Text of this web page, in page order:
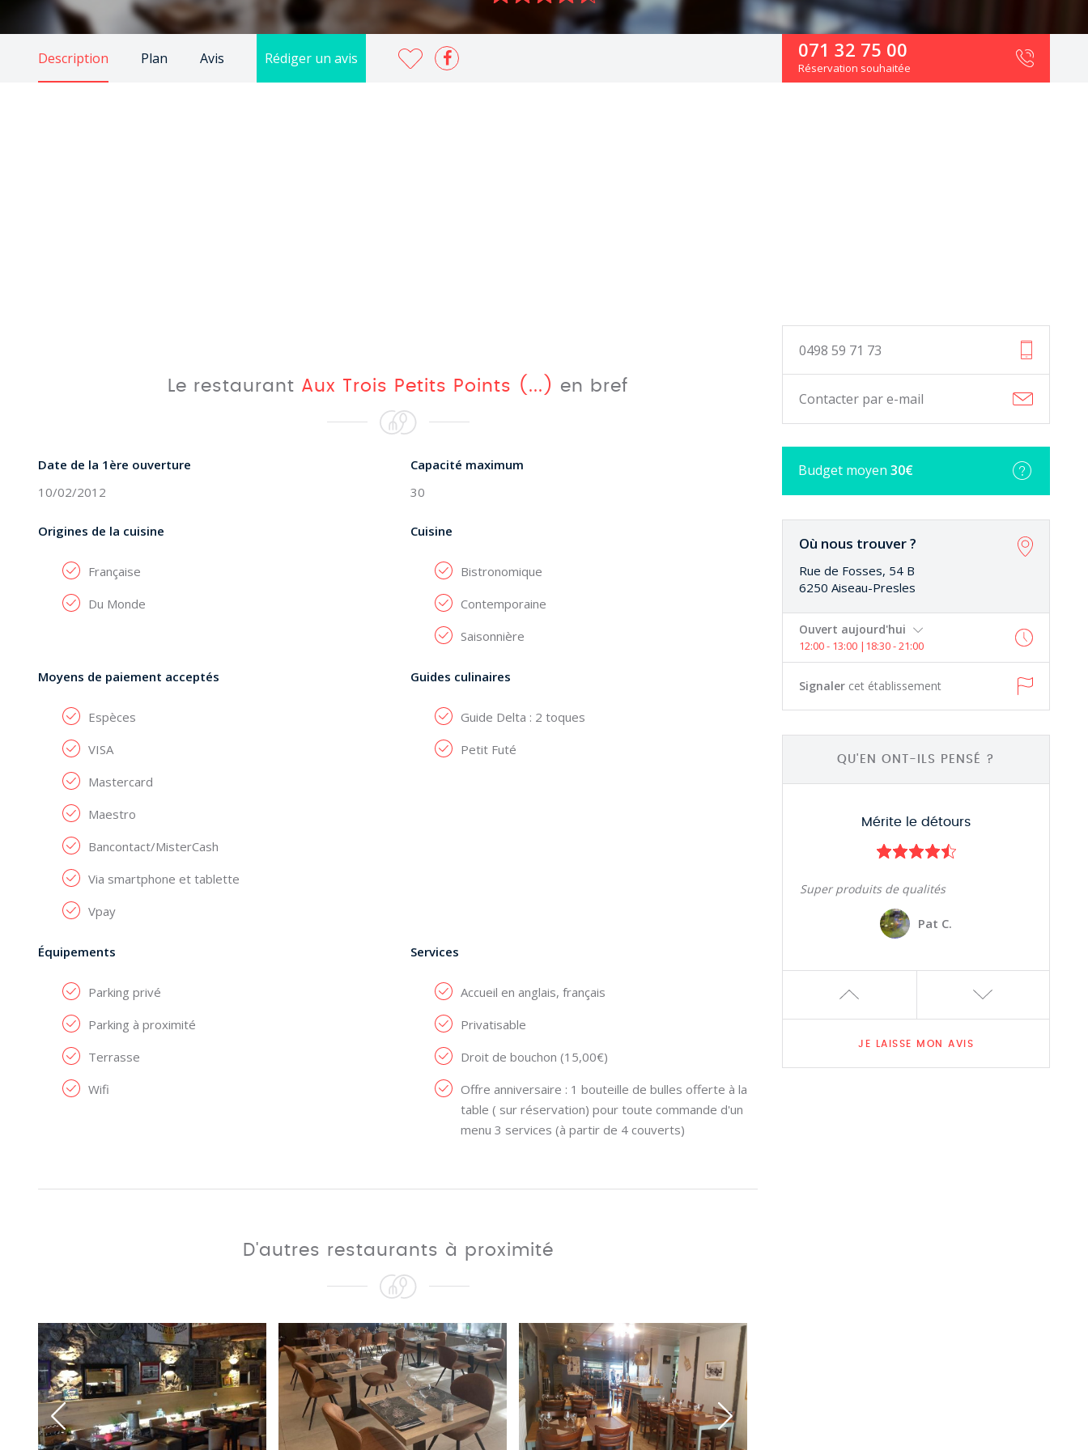
Description Plan Avis Rédiger un avis 071 32 75 00
Réservation souhaitée
0498 59 71 73
Contacter par e-mail
Budget moyen 30€
Où nous trouver ?
Rue de Fosses, 54 B
6250 Aiseau-Presles
Ouvert aujourd'hui
12:00 - 13:00 |18:30 - 21:00
Signaler cet établissement
QU'EN ONT-ILS PENSÉ ?
goût.un plat à la truffe à le goût de truffes
Un service irréprochable et une
Ced J.
Mérite le détours
Super produits de qualités
Pat C.
Bien mangé. Patron au petit soin. Bonne
JE LAISSE MON AVIS
Le restaurant Aux Trois Petits Points (...) en bref
Date de la 1ère ouverture
10/02/2012
Capacité maximum
30
Origines de la cuisine
Française
Du Monde
Cuisine
Bistronomique
Contemporaine
Saisonnière
Moyens de paiement acceptés
Espèces
VISA
Mastercard
Maestro
Bancontact/MisterCash
Via smartphone et tablette
Vpay
Guides culinaires
Guide Delta : 2 toques
Petit Futé
Équipements
Parking privé
Parking à proximité
Terrasse
Wifi
Services
Accueil en anglais, français
Privatisable
Droit de bouchon (15,00€)
Offre anniversaire : 1 bouteille de bulles offerte à la
table ( sur réservation) pour toute commande d'un
menu 3 services (à partir de 4 couverts)
D'autres restaurants à proximité